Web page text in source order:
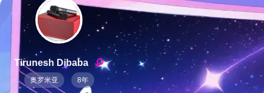
Tirunesh Dibaba
奥罗米亚 8年